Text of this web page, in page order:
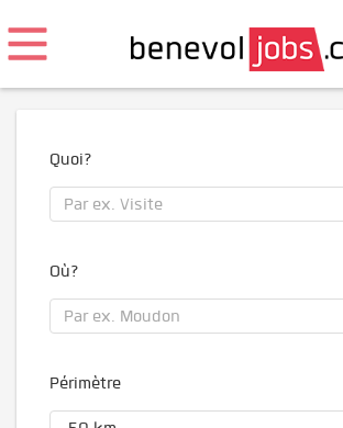
Quoi?
Où?
Périmètre